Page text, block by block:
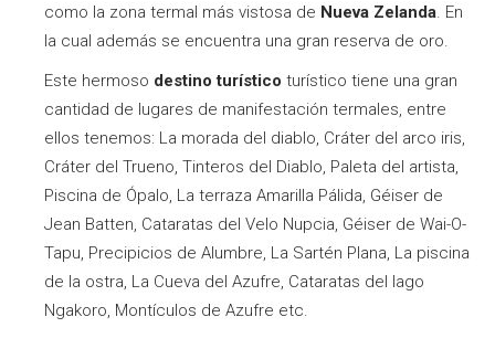
como la zona termal más vistosa de Nueva Zelanda. En
la cual además se encuentra una gran reserva de oro.
Este hermoso destino turístico turístico tiene una gran
cantidad de lugares de manifestación termales, entre
ellos tenemos: La morada del diablo, Cráter del arco iris,
Cráter del Trueno, Tinteros del Diablo, Paleta del artista,
Piscina de Ópalo, La terraza Amarilla Pálida, Géiser de
Jean Batten, Cataratas del Velo Nupcia, Géiser de Wai-O-
Tapu, Precipicios de Alumbre, La Sartén Plana, La piscina
de la ostra, La Cueva del Azufre, Cataratas del lago
Ngakoro, Montículos de Azufre etc.